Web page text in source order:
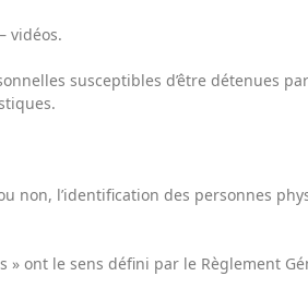
vidéos.
susceptibles d’être détenues par
non, l’identification des personnes
» ont le sens défini par le Règlement